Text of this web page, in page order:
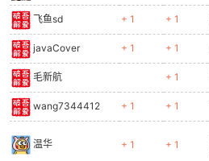
飞鱼sd + 1 + 1
javaCover + 1 + 1
毛新航 + 1
wang7344412 + 1 + 1
温华 + 1 + 1